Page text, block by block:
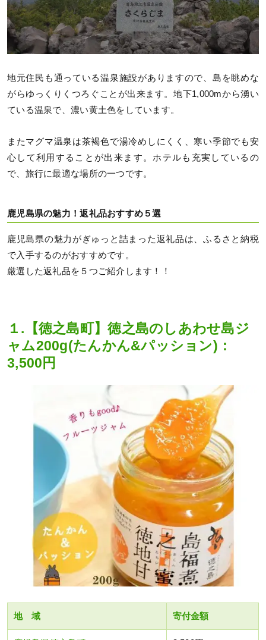
地元住民も通っている温泉施設がありますので、島を眺めな
がらゆっくりくつろぐことが出来ます。地下1,000mから湧い
ている温泉で、濃い黄土色をしています。
またマグマ温泉は茶褐色で湯冷めしにくく、寒い季節でも安
心して利用することが出来ます。ホテルも充実しているの
で、旅行に最適な場所の一つです。
鹿児島県の魅力！返礼品おすすめ５選
鹿児島県の魅力がぎゅっと詰まった返礼品は、ふるさと納税
で入手するのがおすすめです。
厳選した返礼品を５つご紹介します！！
１.【徳之島町】徳之島のしあわせ島ジ
ャム200g(たんかん&パッション)：
3,500円
地 域 寄付金額